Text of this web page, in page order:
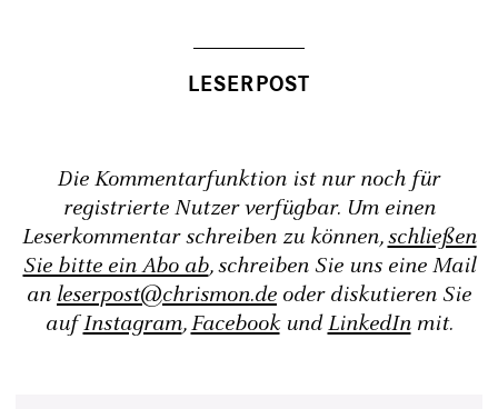
Die Kommentarfunktion ist nur noch für
registrierte Nutzer verfügbar. Um einen
Leserkommentar schreiben zu können,schließen
Sie bitte ein Abo ab, schreiben Sie uns eine Mail
an leserpost@chrismon.de oder diskutieren Sie
aufInstagram,FacebookundLinkedInmit.